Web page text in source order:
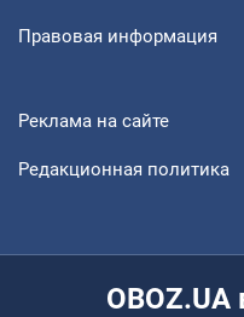
Правовая информация
Реклама на сайте
Редакционная политика
OBOZ.UA